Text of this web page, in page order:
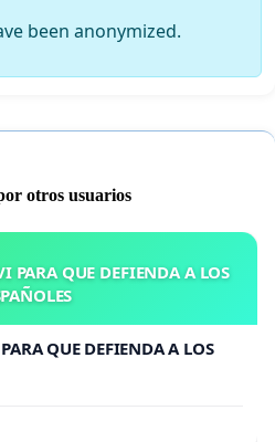
been anonymized.
otros usuarios
PARA QUE DEFIENDA A LOS
QUE DEFIENDA A LOS